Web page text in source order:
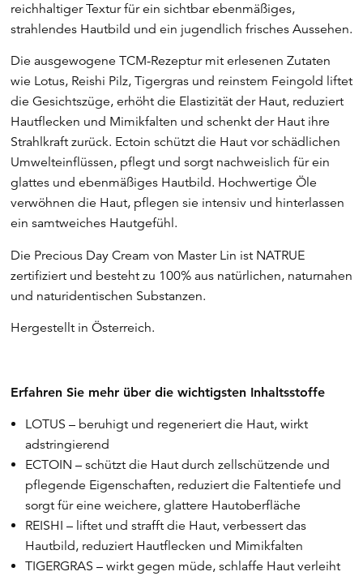
reichhaltiger Textur für ein sichtbar ebenmäßiges,
strahlendes Hautbild und ein jugendlich frisches Aussehen.
Die ausgewogene TCM-Rezeptur mit erlesenen Zutaten
wie Lotus, Reishi Pilz, Tigergras und reinstem Feingold liftet
die Gesichtszüge, erhöht die Elastizität der Haut, reduziert
Hautflecken und Mimikfalten und schenkt der Haut ihre
Strahlkraft zurück. Ectoin schützt die Haut vor schädlichen
Umwelteinflüssen, pflegt und sorgt nachweislich für ein
glattes und ebenmäßiges Hautbild. Hochwertige Öle
verwöhnen die Haut, pflegen sie intensiv und hinterlassen
ein samtweiches Hautgefühl.
Die Precious Day Cream von Master Lin ist NATRUE
zertifiziert und besteht zu 100% aus natürlichen, naturnahen
und naturidentischen Substanzen.
Hergestellt in Österreich.
Erfahren Sie mehr über die wichtigsten Inhaltsstoffe
LOTUS – beruhigt und regeneriert die Haut, wirkt
adstringierend
ECTOIN – schützt die Haut durch zellschützende und
pflegende Eigenschaften, reduziert die Faltentiefe und
sorgt für eine weichere, glattere Hautoberfläche
REISHI – liftet und strafft die Haut, verbessert das
Hautbild, reduziert Hautflecken und Mimikfalten
TIGERGRAS – wirkt gegen müde, schlaffe Haut verleiht